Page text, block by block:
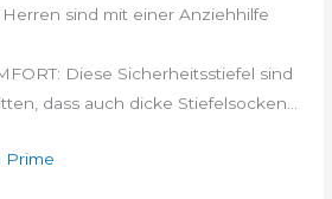
sind mit einer Anziehhilfe
Diese Sicherheitsstiefel sind
dass auch dicke Stiefelsocken...